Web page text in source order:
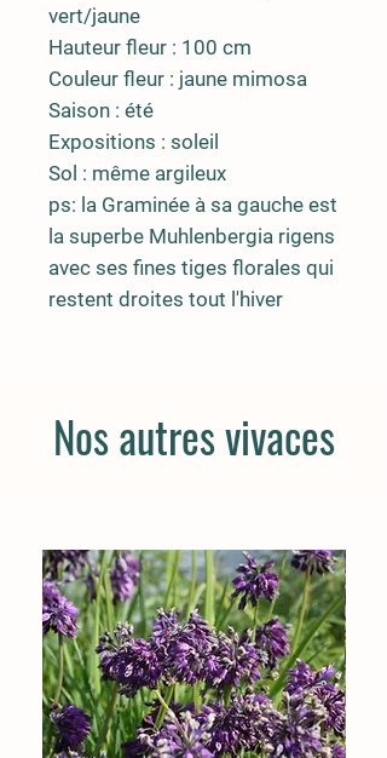
vert/jaune
Hauteur fleur : 100 cm
Couleur fleur : jaune mimosa
Saison : été
Expositions : soleil
Sol : même argileux
ps: la Graminée à sa gauche est
la superbe Muhlenbergia rigens
avec ses fines tiges florales qui
restent droites tout l'hiver
Nos autres vivaces